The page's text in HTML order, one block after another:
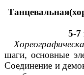
5-7
шаги, основные
Соединение и